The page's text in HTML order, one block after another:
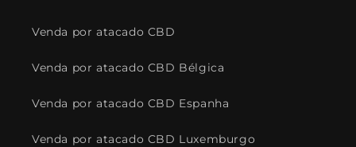
Venda por atacado CBD
Venda por atacado CBD Bélgica
Venda por atacado CBD Espanha
Venda por atacado CBD Luxemburgo